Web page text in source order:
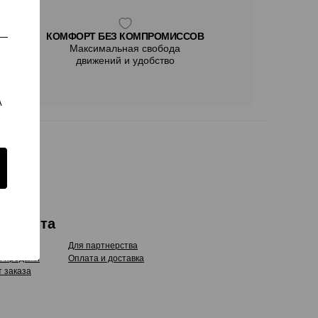
КОМФОРТ БЕЗ КОМПРОМИССОВ
Максимальная свобода
движений и удобство
продажи
заказа
Для партнерства
Оплата и доставка